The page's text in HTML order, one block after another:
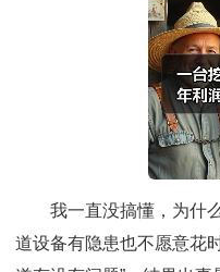
我一直没搞懂，为什
道设备有隐患也不愿意花